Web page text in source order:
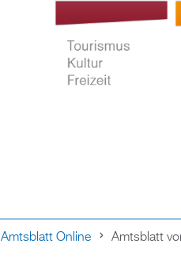
Amtsblatt Online Amtsblatt